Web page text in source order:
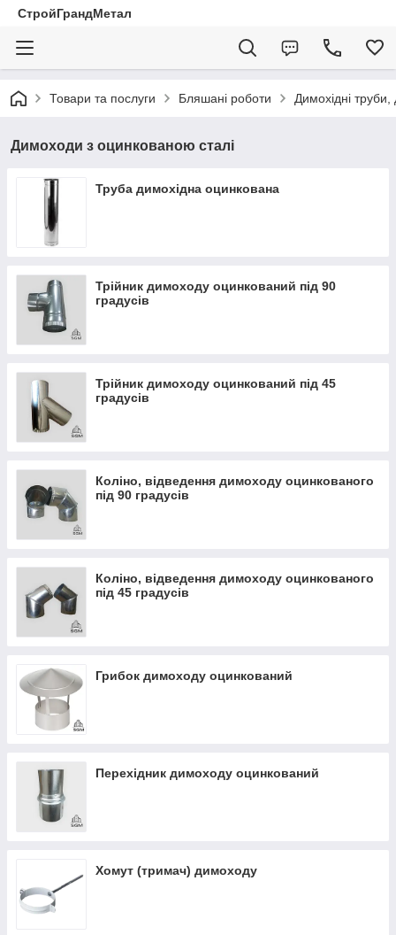
СтройГрандМетал
Товари та послуги Бляшані роботи Димохідні труби,
Димоходи з оцинкованою сталі
Труба димохідна оцинкована
Трійник димоходу оцинкований під 90
градусів
Трійник димоходу оцинкований під 45
градусів
Коліно, відведення димоходу оцинкованого
під 90 градусів
Коліно, відведення димоходу оцинкованого
під 45 градусів
Грибок димоходу оцинкований
Перехідник димоходу оцинкований
Хомут (тримач) димоходу